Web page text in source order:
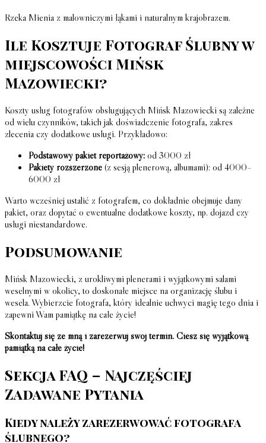
Rzeka Mienia z malowniczymi łąkami i naturalnym krajobrazem.
Ile Kosztuje Fotograf Ślubny w
miejscowości Mińsk
Mazowiecki?
Koszty usług fotografów obsługujących Mińsk Mazowiecki są zależne
od wielu czynników, takich jak doświadczenie fotografa, zakres
zlecenia czy dodatkowe usługi. Przykładowo:
Podstawowy pakiet reportażowy: od 3000 zł
Pakiety rozszerzone (z sesją plenerową, albumami): od 4000–
6000 zł
Warto wcześniej ustalić z fotografem, co dokładnie obejmuje dany
pakiet, oraz dopytać o ewentualne dodatkowe koszty, np. dojazd czy
usługi niestandardowe.
Podsumowanie
Mińsk Mazowiecki, z urokliwymi plenerami i wyjątkowymi salami
weselnymi w okolicy, to doskonałe miejsce na organizację ślubu i
wesela. Wybierzcie fotografa, który idealnie uchwyci magię tego dnia i
zapewni Wam pamiątkę na całe życie!
Skontaktuj się ze mną i zarezerwuj swój termin. Ciesz się wyjątkową
pamiątką na całe życie!
Sekcja FAQ – Najczęściej
Zadawane Pytania
Kiedy należy zarezerwować fotografa
ślubnego?